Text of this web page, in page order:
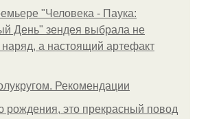
"Человека - Паука:
День" зендея выбрала не
а настоящий артефакт
Рекомендации
рождения, это прекрасный повод